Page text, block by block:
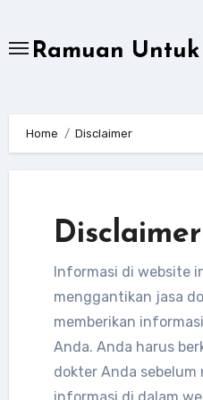
contentRamuan
Home Disclaimer
Disclaimer
Informasi di website
menggantikan jasa
memberikan
Anda. Anda harus
dokter Anda sebelum
Tanaman Obat Sakit